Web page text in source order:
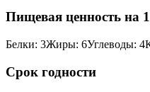
Пищевая ценность на
Белки: 3Жиры: 6Углеводы: 4
Срок годности